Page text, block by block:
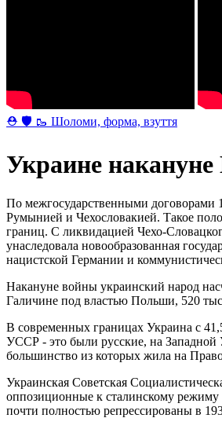
⛑ 🛡 🥾 Шоломи, форма, взуття
Украине
По межгосударственными договорами
Румынией и Чехословакией. Такое
границ. С ликвидацией Чехо-
унаследовала новообразованная
нацистской Германии и
Накануне войны украинский народ
Галичине под властью Польши, 520
В современных границах Украина с
УССР - это были русские, на Западной
большинство из которых жила на
Украинская Советская
оппозиционные к сталинскому
почти полностью репрессированы в